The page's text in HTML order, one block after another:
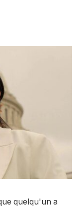
quelqu'un a